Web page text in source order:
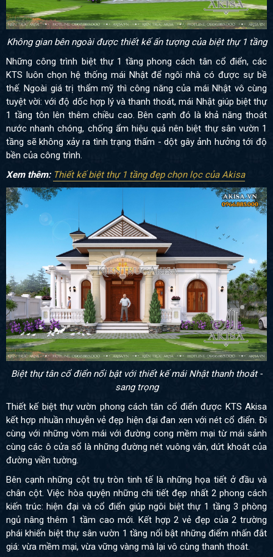
Không gian bên ngoài được thiết kế ấn tượng của biệt thự 1 tầng
Những công trình biệt thự 1 tầng phong cách tân cổ điển, các
KTS luôn chọn hệ thống mái Nhật để ngôi nhà có được sự bề
thế. Ngoài giá trị thẩm mỹ thì công năng của mái Nhật vô cùng
tuyệt vời: với độ dốc hợp lý và thanh thoát, mái Nhật giúp biệt thự
1 tầng tôn lên thêm chiều cao. Bên cạnh đó là khả năng thoát
nước nhanh chóng, chống ẩm hiệu quả nên biệt thự sân vườn 1
tầng sẽ không xảy ra tình trạng thấm - dột gây ảnh hưởng tới độ
bền của công trình.
Xem thêm: Thiết kế biệt thự 1 tầng đẹp chọn lọc của Akisa
Biệt thự tân cổ điển nổi bật với thiết kế mái Nhật thanh thoát -
sang trọng
Thiết kế biệt thự vườn phong cách tân cổ điển được KTS Akisa
kết hợp nhuần nhuyễn vẻ đẹp hiện đại đan xen với nét cổ điển. Đi
cùng với những vòm mái với đường cong mềm mại từ mái sảnh
cùng các ô cửa sổ là những đường nét vuông vắn, dứt khoát của
đường viền tường.
Bên cạnh những cột trụ tròn tinh tế là những họa tiết ở đầu và
chân cột. Việc hòa quyện những chi tiết đẹp nhất 2 phong cách
kiến trúc: hiện đại và cổ điển giúp ngôi biệt thự 1 tầng 3 phòng
ngủ nâng thêm 1 tầm cao mới. Kết hợp 2 vẻ đẹp của 2 trường
phái khiến biệt thự sân vườn 1 tầng nổi bật những điểm nhấn đắt
giá: vừa mềm mại, vừa vững vàng mà lại vô cùng thanh thoát.